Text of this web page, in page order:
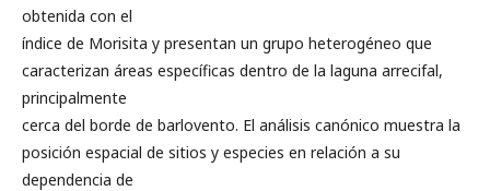
obtenida con el
índice de Morisita y presentan un grupo heterogéneo que
caracterizan áreas específicas dentro de la laguna arrecifal,
principalmente
cerca del borde de barlovento. El análisis canónico muestra la
posición espacial de sitios y especies en relación a su
dependencia de